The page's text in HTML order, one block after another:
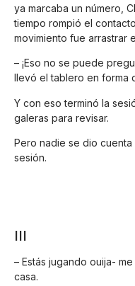
ya marcaba un número,
tiempo rompió el
movimiento fue arrastrar
– ¡Eso no se puede
llevó el tablero en forma
Y con eso terminó la
galeras para revisar.
Pero nadie se dio
sesión.
III
– Estás jugando ouija-
casa.